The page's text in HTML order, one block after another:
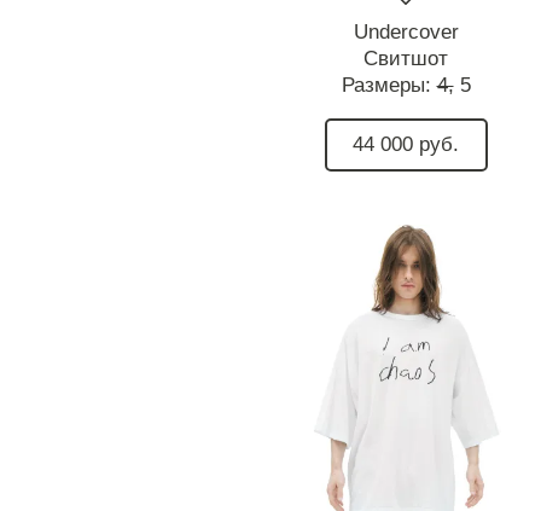
Undercover
Свитшот
Размеры:4, 5
44 000 руб.